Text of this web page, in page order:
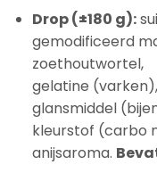
Drop (±180 g):
gemodificeerd
zoethoutwortel,
gelatine (varken),
glansmiddel
kleurstof (carbo
anijsaroma.